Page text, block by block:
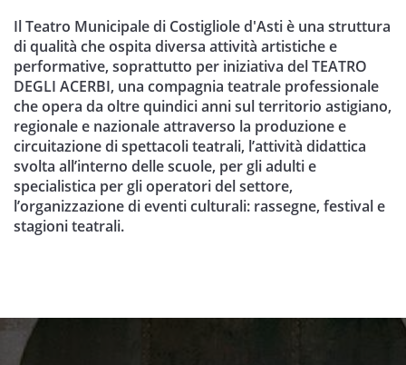
Il Teatro Municipale di Costigliole d'Asti è una struttura
di qualità che ospita diversa attività artistiche e
performative, soprattutto per iniziativa del TEATRO
DEGLI ACERBI, una compagnia teatrale professionale
che opera da oltre quindici anni sul territorio astigiano,
regionale e nazionale attraverso la produzione e
circuitazione di spettacoli teatrali, l’attività didattica
svolta all’interno delle scuole, per gli adulti e
specialistica per gli operatori del settore,
l’organizzazione di eventi culturali: rassegne, festival e
stagioni teatrali.